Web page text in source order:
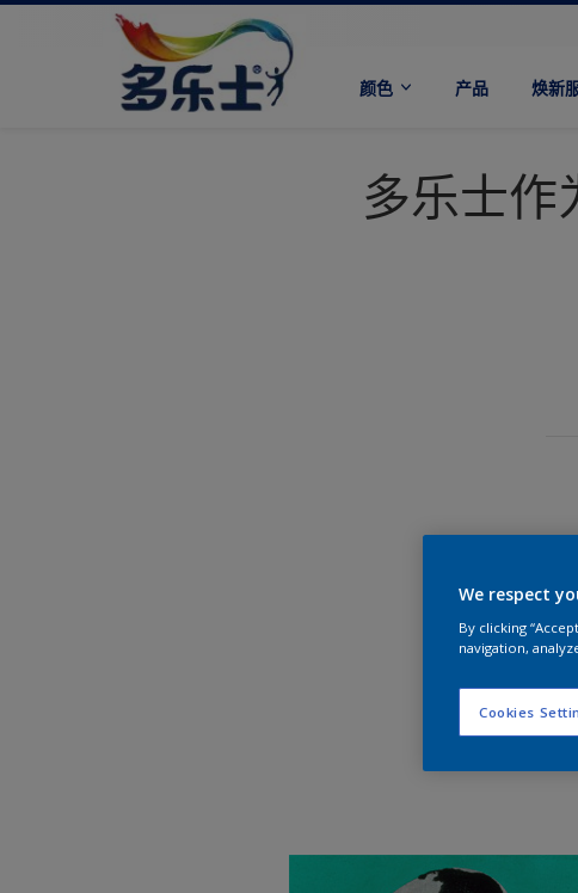
颜色 产品 焕新
多乐士作
安
We respect
By clicking
navigation,
Cookies